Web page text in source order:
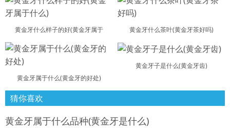
黄金牙什么样子的好(黄金牙属于 黄金牙什么茶叶(黄金牙茶好吗)
黄金牙属于什么(黄金牙的好处)
黄金牙子是什么(黄金牙齿)
猜你喜欢
黄金牙属于什么品种(黄金牙是什么)